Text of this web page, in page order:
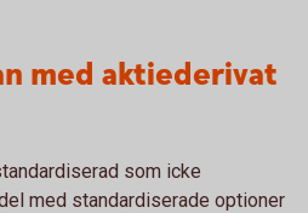
med aktiederivat
som icke
med standardiserade optioner